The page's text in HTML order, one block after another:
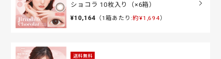
ショコラ 10枚入り（×6箱）
¥10,164 （1箱あたり:約¥1,694）
送料無料